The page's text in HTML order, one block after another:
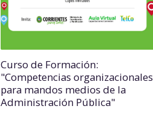
Curso de Formación:
"Competencias organizacionales
para mandos medios de la
Administración Pública"